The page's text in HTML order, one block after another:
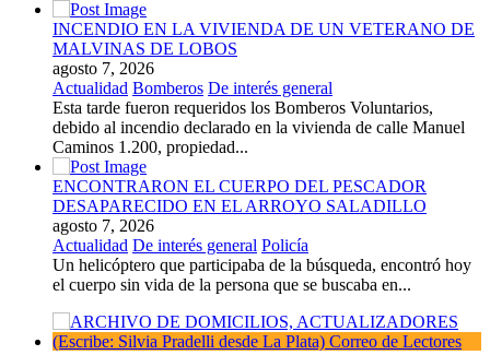
INCENDIO EN LA VIVIENDA DE UN VETERANO DE
MALVINAS DE LOBOS
agosto 7, 2026
Actualidad Bomberos De interés general
Esta tarde fueron requeridos los Bomberos Voluntarios,
debido al incendio declarado en la vivienda de calle Manuel
Caminos 1.200, propiedad...
ENCONTRARON EL CUERPO DEL PESCADOR
DESAPARECIDO EN EL ARROYO SALADILLO
agosto 7, 2026
Actualidad De interés general Policía
Un helicóptero que participaba de la búsqueda, encontró hoy
el cuerpo sin vida de la persona que se buscaba en...